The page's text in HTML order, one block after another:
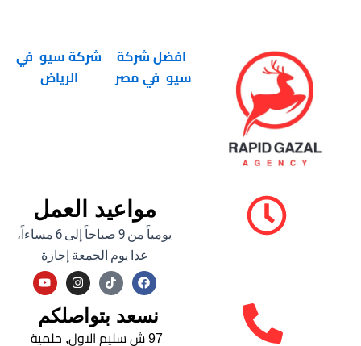
افضل شركة
سيو في مصر
شركة سيو في
الرياض
مواعيد العمل
يومياً من 9 صباحاً إلى 6 مساءاً،
عدا يوم الجمعة إجازة
F
a
e
b
o
n
a
g
Y
o
t
u
b
نسعد بتواصلكم
97 ش سليم الاول, حلمية